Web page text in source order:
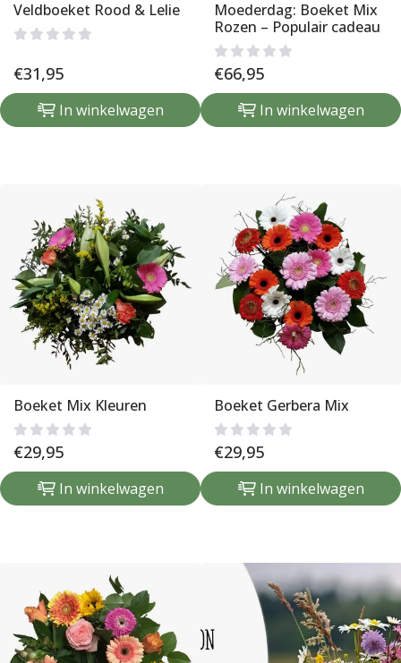
Veldboeket Rood & Lelie
€31,95
In winkelwagen
Moederdag: Boeket Mix
Rozen – Populair cadeau
€66,95
In winkelwagen
Boeket Mix Kleuren
€29,95
In winkelwagen
Boeket Gerbera Mix
€29,95
In winkelwagen